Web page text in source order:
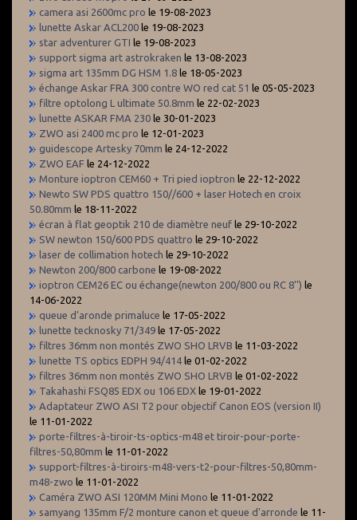
camera asi 2600mc pro le 19-08-2023
lunette Askar ACL200 le 19-08-2023
star adventurer GTI le 19-08-2023
support sigma art astrokraken le 13-08-2023
sigma art 135mm DG HSM 1.8 le 18-05-2023
échange Askar FRA 300 contre WO red cat 51 le 05-05-2023
filtre optolong L ultimate 50.8mm le 22-02-2023
lunette ASKAR FMA 230 le 30-01-2023
ZWO asi 2400 mc pro le 12-01-2023
guidescope Artesky 70mm le 24-12-2022
ZWO EAF le 24-12-2022
Monture ioptron CEM60 + Tri pied ioptron le 22-12-2022
Newto SW PDS quattro 150//600 + laser Hotech en croix
50.80mm le 18-11-2022
écran à flat geoptik 210 de diamètre neuf le 29-10-2022
SW newton 150/600 PDS quattro le 29-10-2022
laser de collimation hotech le 29-10-2022
Newton 200/800 carbone le 19-08-2022
ioptron CEM26 EC ou échange(newton 200/800 ou RC 8'') le
14-06-2022
queue d'aronde primaluce le 17-05-2022
lunette tecknosky 71/349 le 17-05-2022
filtres 36mm non montés ZWO SHO LRVB le 11-03-2022
lunette TS optics EDPH 94/414 le 01-02-2022
filtres 36mm non montés ZWO SHO LRVB le 01-02-2022
Takahashi FSQ85 EDX ou 106 EDX le 19-01-2022
Adaptateur ZWO ASI T2 pour objectif Canon EOS (version II)
le 11-01-2022
porte-filtres-à-tiroir-ts-optics-m48 et tiroir-pour-porte-
filtres-50,80mm le 11-01-2022
support-filtres-à-tiroirs-m48-vers-t2-pour-filtres-50,80mm-
m48-zwo le 11-01-2022
Caméra ZWO ASI 120MM Mini Mono le 11-01-2022
samyang 135mm F/2 monture canon et queue d'arronde le 11-